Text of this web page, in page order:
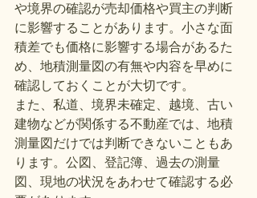
や境界の確認が売却価格や買主の判断
に影響することがあります。小さな面
積差でも価格に影響する場合があるた
め、地積測量図の有無や内容を早めに
確認しておくことが大切です。
また、私道、境界未確定、越境、古い
建物などが関係する不動産では、地積
測量図だけでは判断できないこともあ
ります。公図、登記簿、過去の測量
図、現地の状況をあわせて確認する必